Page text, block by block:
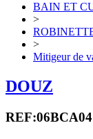
BAIN ET
>
>
Mitigeur de
DOUZ
REF:06BCA04